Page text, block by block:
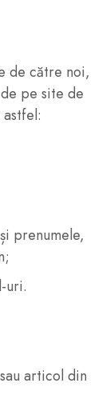
de către noi,
pe site de
prenumele,
uri.
articol din